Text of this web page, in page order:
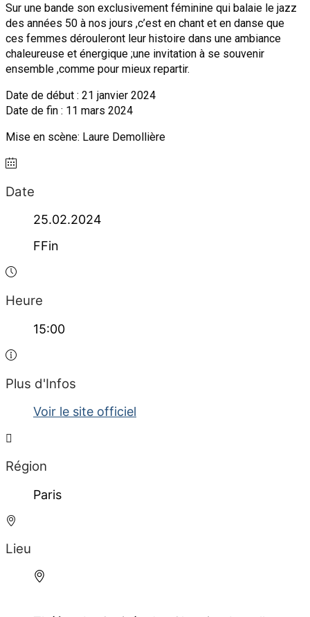
Sur une bande son exclusivement féminine qui balaie le jazz
des années 50 à nos jours ,c’est en chant et en danse que
ces femmes dérouleront leur histoire dans une ambiance
chaleureuse et énergique ;une invitation à se souvenir
ensemble ,comme pour mieux repartir.
Date de début : 21 janvier 2024
Date de fin : 11 mars 2024
Mise en scène: Laure Demollière
Date
25.02.2024
FFin
Heure
15:00
Plus d'Infos
Voir le site officiel
Région
Paris
Lieu